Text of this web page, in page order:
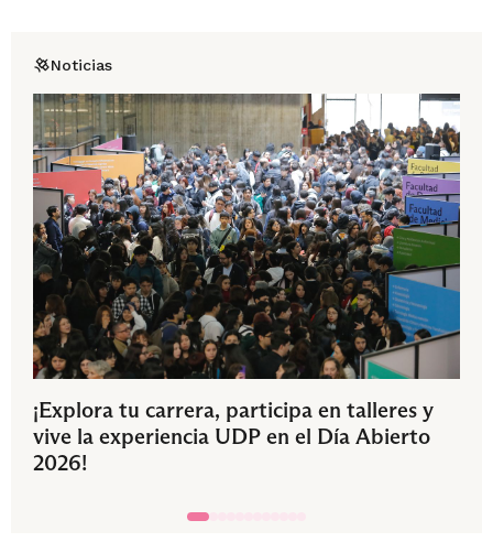
Noticias
¡Explora tu carrera, participa en talleres y
vive la experiencia UDP en el Día Abierto
2026!